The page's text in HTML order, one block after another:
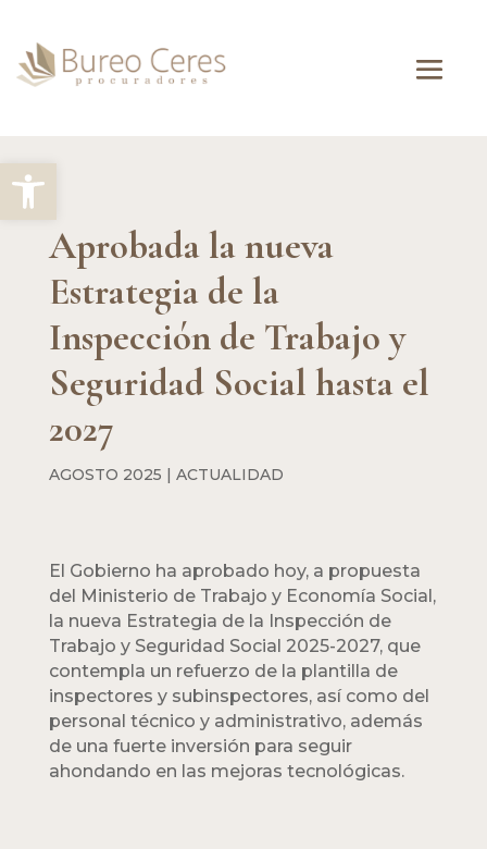
Abrir barra de herramientas
Aprobada la nueva
Estrategia de la
Inspección de Trabajo y
Seguridad Social hasta el
2027
AGOSTO 2025 | ACTUALIDAD
El Gobierno ha aprobado hoy, a propuesta
del Ministerio de Trabajo y Economía Social,
la nueva Estrategia de la Inspección de
Trabajo y Seguridad Social 2025-2027, que
contempla un refuerzo de la plantilla de
inspectores y subinspectores, así como del
personal técnico y administrativo, además
de una fuerte inversión para seguir
ahondando en las mejoras tecnológicas.